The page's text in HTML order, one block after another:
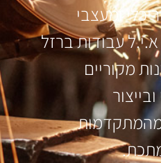
ומעצבי
עבודות ברזל
מקוריים
מהמתקדמות